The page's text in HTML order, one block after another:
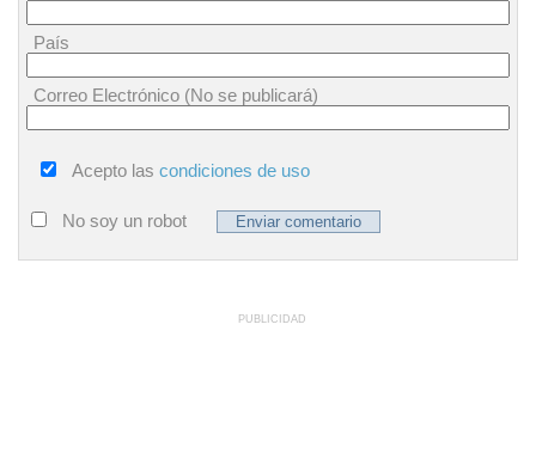
País
Correo Electrónico (No se publicará)
Acepto las condiciones de uso
No soy un robot
PUBLICIDAD